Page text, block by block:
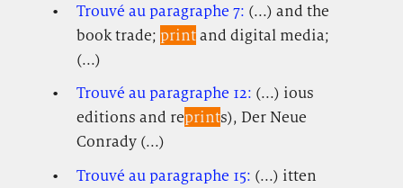
Trouvé au paragraphe 7: (...) and the
book trade; printand digital media;
(...)
Trouvé au paragraphe 12: (...) ious
editions and reprints), Der Neue
Conrady (...)
Trouvé au paragraphe 15: (...) itten